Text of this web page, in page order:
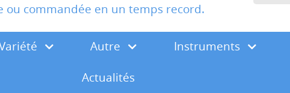
ou commandée en un temps record.
Autre Instruments
Actualités